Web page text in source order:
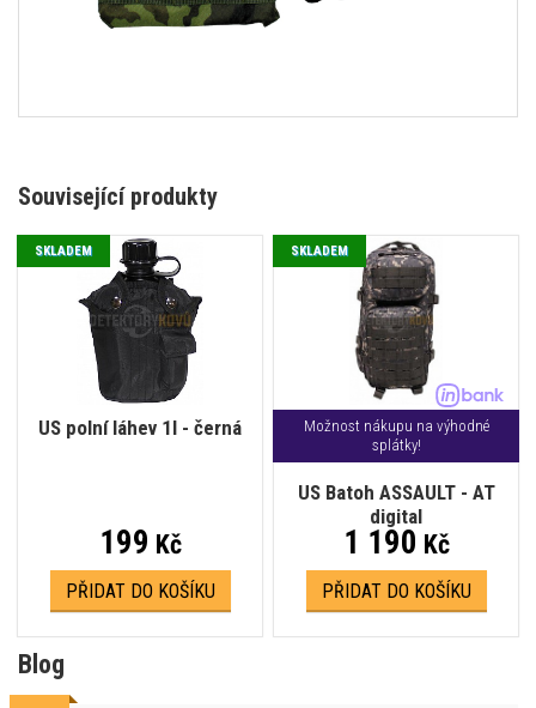
Související produkty
US polní láhev 1l - černá
SKLADEM
199 Kč
PŘIDAT DO KOŠÍKU
Možnost nákupu na výhodné
splátky!
US Batoh ASSAULT - AT
digital
SKLADEM
1 190 Kč
PŘIDAT DO KOŠÍKU
Blog